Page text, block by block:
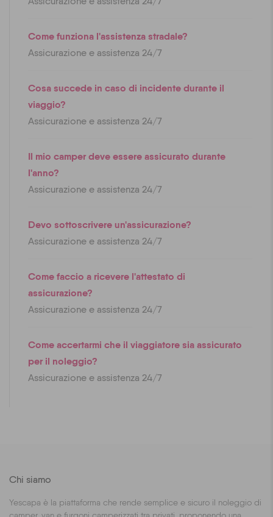
Come funziona l'assistenza stradale?
Assicurazione e assistenza 24/7
Cosa succede in caso di incidente durante il
viaggio?
Assicurazione e assistenza 24/7
Il mio camper deve essere assicurato durante
l'anno?
Assicurazione e assistenza 24/7
Devo sottoscrivere un'assicurazione?
Assicurazione e assistenza 24/7
Come faccio a ricevere l'attestato di
assicurazione?
Assicurazione e assistenza 24/7
Come accertarmi che il viaggiatore sia assicurato
per il noleggio?
Assicurazione e assistenza 24/7
Chi siamo
Yescapa è la piattaforma che rende semplice e sicuro il noleggio di